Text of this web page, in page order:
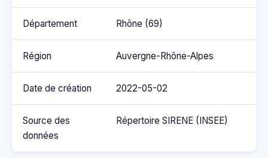
Département Rhône (69)
Région Auvergne-Rhône-Alpes
Date de création 2022-05-02
Source des
données
Répertoire SIRENE (INSEE)